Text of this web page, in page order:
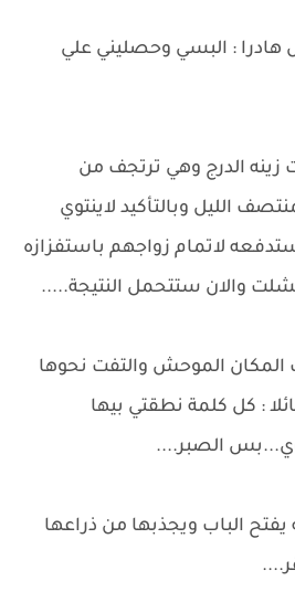
هادرا : البسي وحصليني علي
زينه الدرج وهي ترتجف من
الليل وبالتأكيد لاينتوي
لاتمام زواجهم باستفزازه
والان ستتحمل النتيجة.....
المكان الموحش والتفت نحوها
: كل كلمة نطقتي بيها
الصبر....
يفتح الباب ويجذبها من ذراعها